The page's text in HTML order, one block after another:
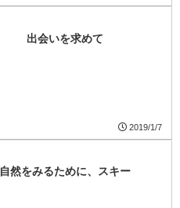
出会いを求めて
2019/1/7
自然をみるために、スキー